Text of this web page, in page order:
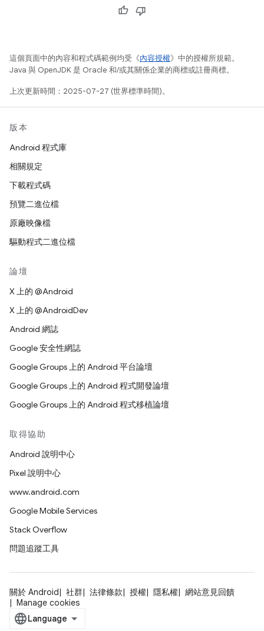
這個頁面中的內容和程式碼範例均受《內容授權》中的授權所規範。
Java 與 OpenJDK 是 Oracle 和/或其關係企業的商標或註冊商標。
上次更新時間：2025-07-27 (世界標準時間)。
版本
Android 程式庫
相關規定
下載程式碼
預覽二進位檔
原廠映像檔
驅動程式二進位檔
論壇
X 上的 @Android
X 上的 @AndroidDev
Android 網誌
Google 安全性網誌
Google Groups 上的 Android 平台論壇
Google Groups 上的 Android 程式開發論壇
Google Groups 上的 Android 程式移植論壇
取得協助
Android 說明中心
Pixel 說明中心
www.android.com
Google Mobile Services
Stack Overflow
問題追蹤工具
關於 Android 社群 法律條款 授權 隱私權
網站意見回饋
Manage cookies